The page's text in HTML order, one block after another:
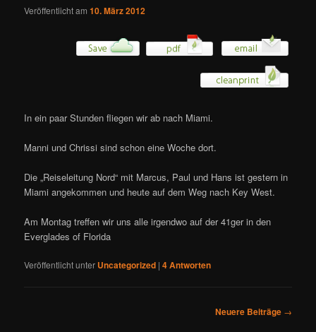
Veröffentlicht am10. März 2012
In ein paar Stunden fliegen wir ab nach Miami.
Manni und Chrissi sind schon eine Woche dort.
Die „Reiseleitung Nord“ mit Marcus, Paul und Hans ist gestern in
Miami angekommen und heute auf dem Weg nach Key West.
Am Montag treffen wir uns alle irgendwo auf der 41ger in den
Everglades of Florida
Veröffentlicht unter Uncategorized |4Antworten
Neuere Beiträge →